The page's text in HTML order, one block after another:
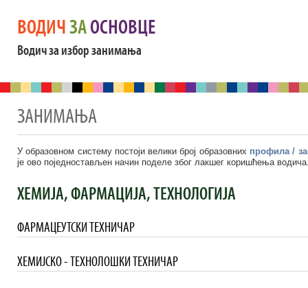
ВОДИЧЗАОСНОВЦЕ
Водич за избор занимања
ЗАНИМАЊА
У образовном систему постоји велики број образовних профила /
је ово поједностављен начин поделе због лакшег коришћења
ХЕМИЈА, ФАРМАЦИЈА, ТЕХНОЛОГИЈА
ФАРМАЦЕУТСКИ ТЕХНИЧАР
ХЕМИЈСКО - ТЕХНОЛОШКИ ТЕХНИЧАР